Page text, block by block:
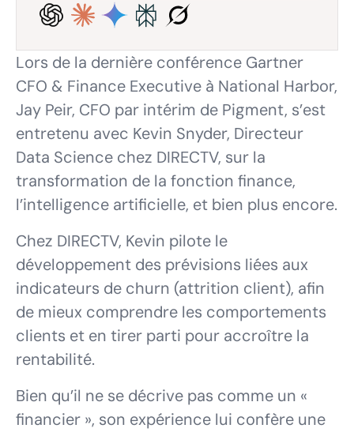
Lors de la dernière conférence Gartner
CFO & Finance Executive à National Harbor,
Jay Peir, CFO par intérim de Pigment, s’est
entretenu avec Kevin Snyder, Directeur
Data Science chez DIRECTV, sur la
transformation de la fonction finance,
l’intelligence artificielle, et bien plus encore.
Chez DIRECTV, Kevin pilote le
développement des prévisions liées aux
indicateurs de churn (attrition client), afin
de mieux comprendre les comportements
clients et en tirer parti pour accroître la
rentabilité.
Bien qu’il ne se décrive pas comme un «
financier », son expérience lui confère une